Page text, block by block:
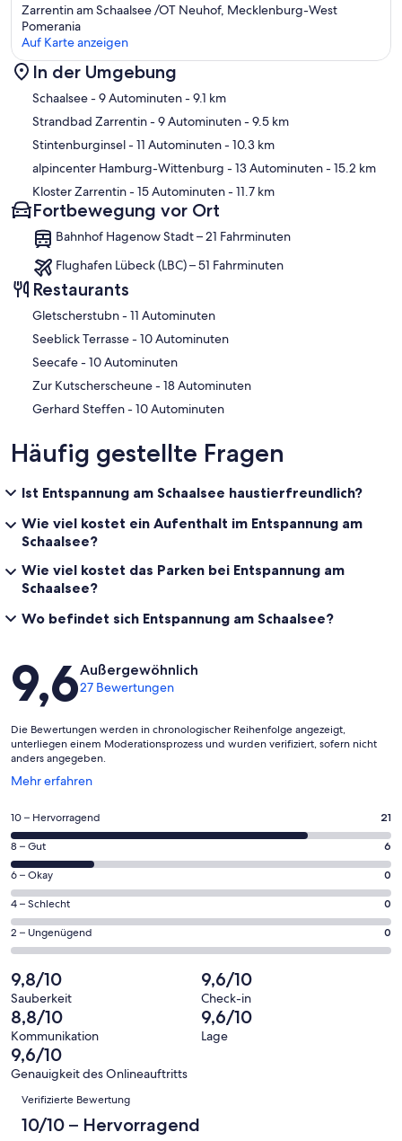
Zarrentin am Schaalsee /OT Neuhof, Mecklenburg-West
Pomerania
Auf Karte anzeigen
In der Umgebung
Schaalsee- 9 Autominuten- 9.1 km
Strandbad Zarrentin- 9 Autominuten- 9.5 km
Stintenburginsel- 11 Autominuten- 10.3 km
alpincenter Hamburg-Wittenburg - 13 Autominuten- 15.2 km
Kloster Zarrentin- 15 Autominuten- 11.7 km
Fortbewegung vor Ort
Bahnhof Hagenow Stadt – 21 Fahrminuten
Flughafen Lübeck (LBC) – 51 Fahrminuten
Restaurants
‪Gletscherstubn - ‬11 Autominuten
‪Seeblick Terrasse - ‬10 Autominuten
‪Seecafe - ‬10 Autominuten
‪Zur Kutscherscheune - ‬18 Autominuten
‪Gerhard Steffen - ‬10 Autominuten
Häufig gestellte Fragen
Ist Entspannung am Schaalsee haustierfreundlich?
Wie viel kostet ein Aufenthalt im Entspannung am
Schaalsee?
Wie viel kostet das Parken bei Entspannung am
Schaalsee?
Wo befindet sich Entspannung am Schaalsee?
Bewertungen
9,6Außergewöhnlich
27 Bewertungen
Die Bewertungen werden in chronologischer Reihenfolge angezeigt,
unterliegen einem Moderationsprozess und wurden verifiziert, sofern nicht
anders angegeben.
Mehr erfahren
Wird
einem
neuen
Fenster
geöffnet
21
von
insgesamt
27
Gästebewertungen
haben
eine
Bewertung
von
10
-
Hervorragend
10 – Hervorragend 21
6
von
insgesamt
27
Gästebewertungen
haben
Bewertung
von
8
-
Gut
8 – Gut 6
0
von
insgesamt
27
Gästebewertungen
haben
eine
Bewertung
von
6
-
Okay
6 – Okay 0
0
von
insgesamt
Gästebewertungen
haben
eine
Bewertung
von
4
4 – Schlecht 0
0
von
insgesamt
27
Gästebewertungen
haben
eine
Bewertung
2 – Ungenügend 0
9,8/10
Sauberkeit
9,6/10
Check-in
8,8/10
Kommunikation
9,6/10
Lage
9,6/10
Genauigkeit des Onlineauftritts
Bewertungen
Verifizierte Bewertung
10/10 – Hervorragend